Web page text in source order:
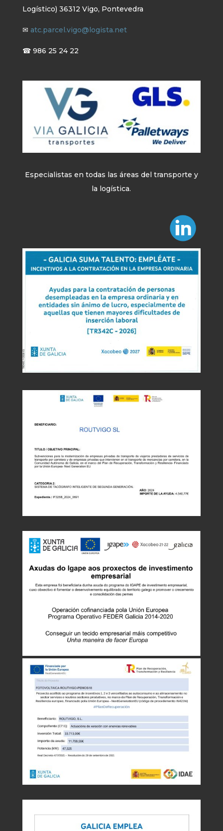
Logístico) 36312 Vigo, Pontevedra
✉ atc.parcel.vigo@logista.net
☎ 986 25 24 22
Especialistas en todas las áreas del transporte y
la logística.